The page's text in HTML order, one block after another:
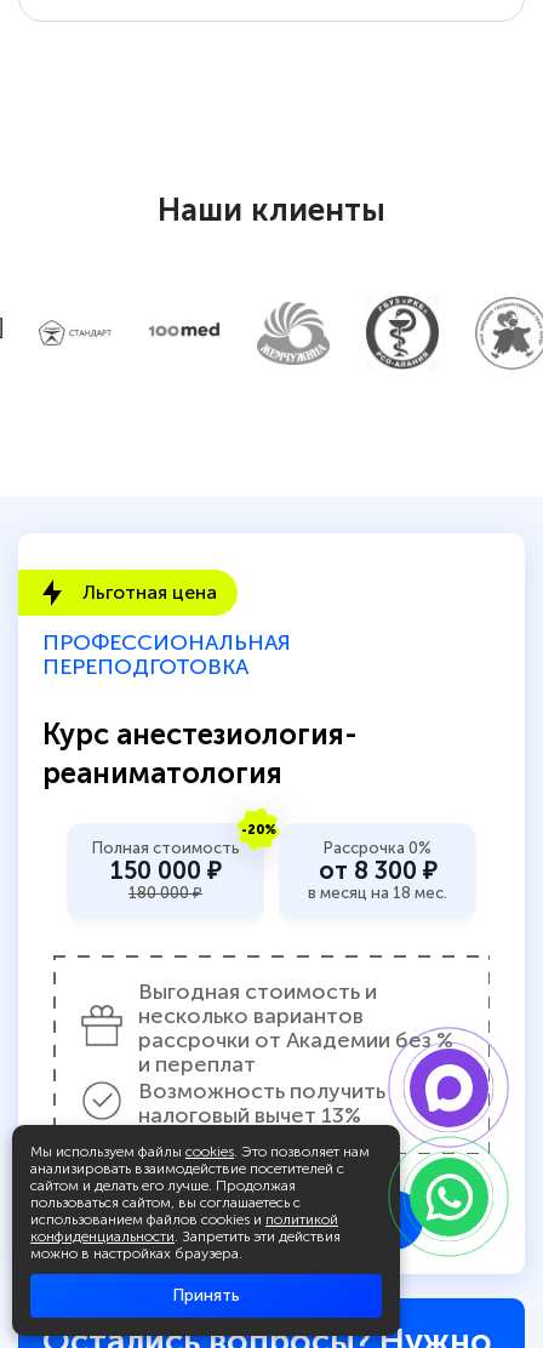
Мы используем файлы cookies. Это позволяет нам
анализировать взаимодействие посетителей с
сайтом и делать его лучше. Продолжая
пользоваться сайтом, вы соглашаетесь с
использованием файлов cookies и политикой
конфиденциальности. Запретить эти действия
можно в настройках браузера.
Принять
Наши клиенты
Льготная цена
ПРОФЕССИОНАЛЬНАЯ
ПЕРЕПОДГОТОВКА
Курс анестезиология-
реаниматология
-20%
Полная стоимость
150 000 ₽
180 000 ₽
Рассрочка 0%
от 8 300 ₽
в месяц на 18 мес.
Выгодная стоимость и
несколько вариантов
рассрочки от Академии без %
и переплат
Возможность получить
налоговый вычет 13%
Запросить учебный план